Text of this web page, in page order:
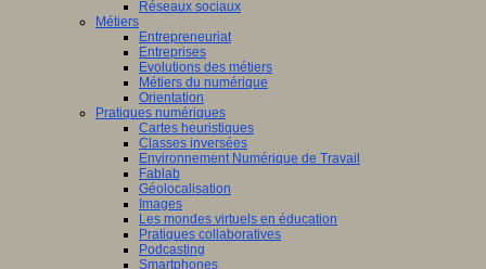
Réseaux sociaux
Métiers
Entrepreneuriat
Entreprises
Evolutions des métiers
Métiers du numérique
Orientation
Pratiques numériques
Cartes heuristiques
Classes inversées
Environnement Numérique de Travail
Fablab
Géolocalisation
Images
Les mondes virtuels en éducation
Pratiques collaboratives
Podcasting
Smartphones